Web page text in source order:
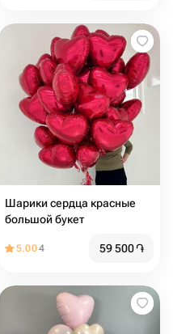
Шарики сердца красные
большой букет
5.004 59 500֏